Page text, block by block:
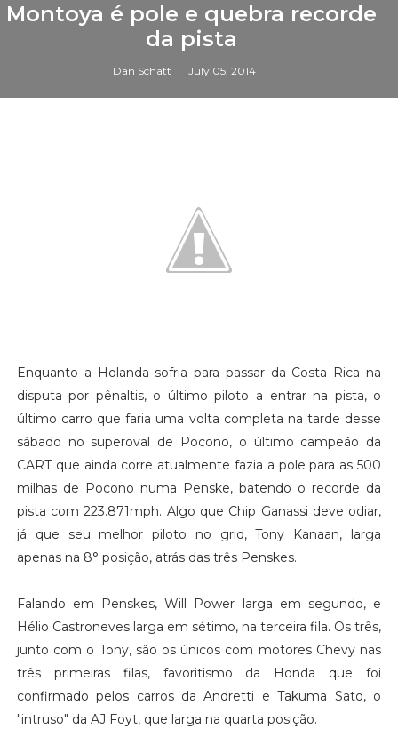
Montoya é pole e quebra recorde
da pista
Dan Schatt July 05, 2014
Enquanto a Holanda sofria para passar da Costa Rica na
disputa por pênaltis, o último piloto a entrar na pista, o
último carro que faria uma volta completa na tarde desse
sábado no superoval de Pocono, o último campeão da
CART que ainda corre atualmente fazia a pole para as 500
milhas de Pocono numa Penske, batendo o recorde da
pista com 223.871mph. Algo que Chip Ganassi deve odiar,
já que seu melhor piloto no grid, Tony Kanaan, larga
apenas na 8° posição, atrás das três Penskes.
Falando em Penskes, Will Power larga em segundo, e
Hélio Castroneves larga em sétimo, na terceira fila. Os três,
junto com o Tony, são os únicos com motores Chevy nas
três primeiras filas, favoritismo da Honda que foi
confirmado pelos carros da Andretti e Takuma Sato, o
"intruso" da AJ Foyt, que larga na quarta posição.